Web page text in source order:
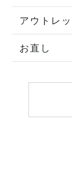
アウトレッ
お直し